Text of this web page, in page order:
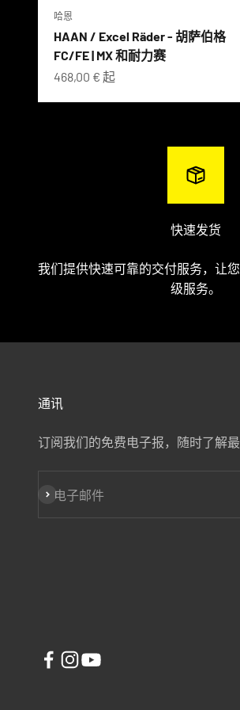
哈恩
HAAN / Excel Räder - 胡萨伯格
FC/FE | MX 和耐力赛
促销价格
468,00 € 起
快速发货
我们提供快速可靠的交付服务，让
级服务。
通讯
订阅我们的免费电子报，随时了解
电子邮件
订阅